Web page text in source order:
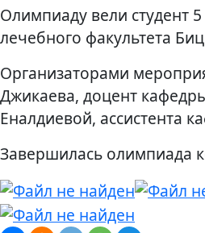
Олимпиаду вели студент 5
лечебного факультета
Организаторами
Джикаева, доцент
Еналдиевой, ассистента
Завершилась олимпиада